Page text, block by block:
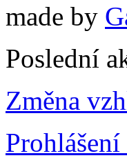
made by
Poslední
Změna